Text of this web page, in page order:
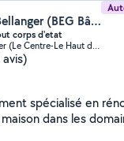
Geoffrey Bellanger (BEG Bâtiment)
corps d'etat
Cagnes-sur-Mer (Le Centre-Le Haut de Cagnes)
spécialisé en
dans les